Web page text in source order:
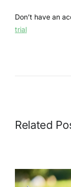
Don’t have an
trial
Related